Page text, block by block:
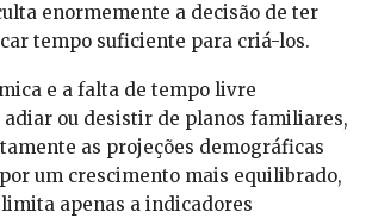
enormemente a decisão de ter
tempo suficiente para criá-los.
e a falta de tempo livre
ou desistir de planos familiares,
as projeções demográficas
um crescimento mais equilibrado,
apenas a indicadores